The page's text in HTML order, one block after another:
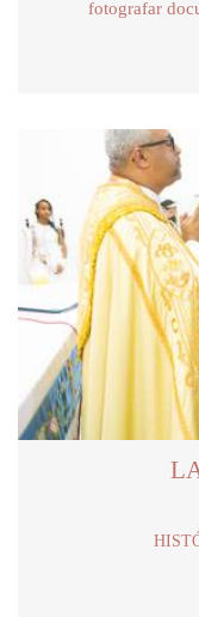
fotografar